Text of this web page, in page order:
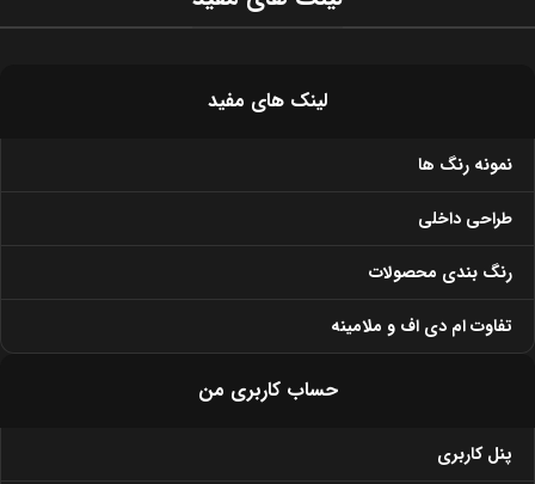
حساب کاربری من
پنل کاربری
لینک های مفید
نمونه رنگ ها
طراحی داخلی
رنگ بندی محصولات
تفاوت ام دی اف و ملامینه